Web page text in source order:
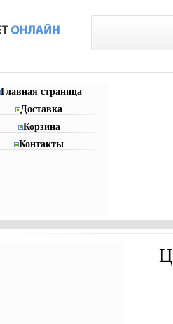
Главная страница
Доставка
Корзина
Контакты